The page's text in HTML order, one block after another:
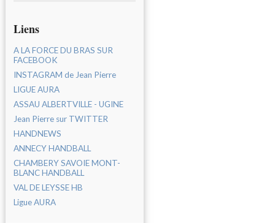
Liens
A LA FORCE DU BRAS SUR
FACEBOOK
INSTAGRAM de Jean Pierre
LIGUE AURA
ASSAU ALBERTVILLE - UGINE
Jean Pierre sur TWITTER
HANDNEWS
ANNECY HANDBALL
CHAMBERY SAVOIE MONT-
BLANC HANDBALL
VAL DE LEYSSE HB
Ligue AURA